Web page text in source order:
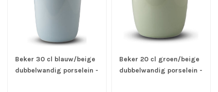
Beker 30 cl blauw/beige
dubbelwandig porselein -
Beker 20 cl groen/beige
dubbelwandig porselein -